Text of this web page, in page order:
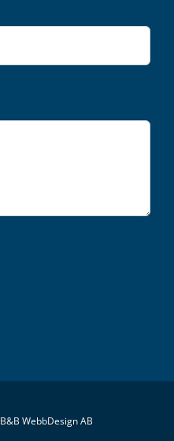
B&B WebbDesign AB